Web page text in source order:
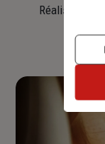
Réalisez une